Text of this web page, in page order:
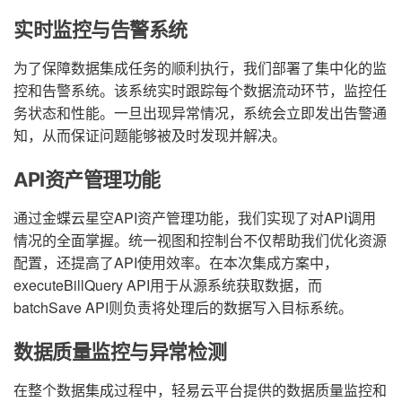
实时监控与告警系统
为了保障数据集成任务的顺利执行，我们部署了集中化的监
控和告警系统。该系统实时跟踪每个数据流动环节，监控任
务状态和性能。一旦出现异常情况，系统会立即发出告警通
知，从而保证问题能够被及时发现并解决。
API资产管理功能
通过金蝶云星空API资产管理功能，我们实现了对API调用
情况的全面掌握。统一视图和控制台不仅帮助我们优化资源
配置，还提高了API使用效率。在本次集成方案中，
executeBillQuery API用于从源系统获取数据，而
batchSave API则负责将处理后的数据写入目标系统。
数据质量监控与异常检测
在整个数据集成过程中，轻易云平台提供的数据质量监控和